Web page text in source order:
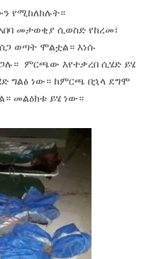
የሚከለክሉት።
መታወቂያ ሲወስድ የከረመ፣
ወጣት ሞልቷል። እነሱ
ምርጫው እየተቃረበ ሲሄድ ይሄ
ግልፅ ነው። ከምርጫ በኋላ ደግሞ
መልዕክቱ ይሄ ነው።